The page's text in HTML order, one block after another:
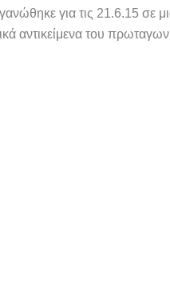
για τις 21.6.15 σε
του